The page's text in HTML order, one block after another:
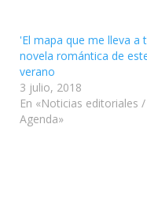
'El mapa que me lleva a
novela romántica de
verano
3 julio, 2018
En «Noticias editoriales /
Agenda»